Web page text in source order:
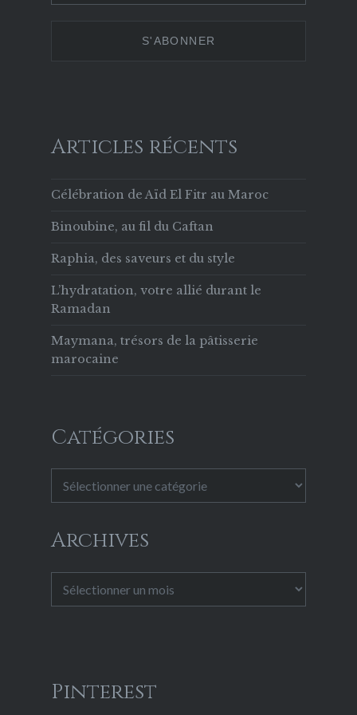
629853133756169
Facebook
TwitterInstagram
Pinterest
Articles récents
Célébration de Aïd El Fitr au Maroc
Binoubine, au fil du Caftan
Raphia, des saveurs et du style
L’hydratation, votre allié durant le
Ramadan
Maymana, trésors de la pâtisserie
marocaine
Catégories
Archives
Pinterest